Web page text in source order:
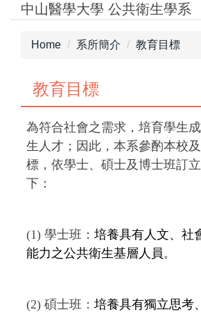
Jump中山醫學大學 公共衛生學系
Home 系所簡介 教育目標
教育目標
為符合社會之需求，培育學生
生人才；因此，本系參酌本校
標，依學士、碩士及博士班訂
下：
(1) 學士班： 培養具有人文、社
能力之公共衛生基層人員 。
(2) 碩士班： 培養具有獨立思考